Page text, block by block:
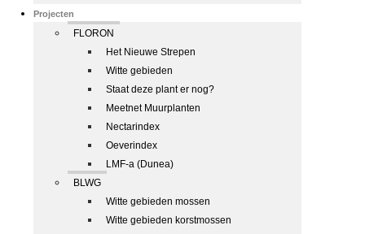
Projecten
FLORON
Het Nieuwe Strepen
Witte gebieden
Staat deze plant er nog?
Meetnet Muurplanten
Nectarindex
Oeverindex
LMF-a (Dunea)
BLWG
Witte gebieden mossen
Witte gebieden korstmossen